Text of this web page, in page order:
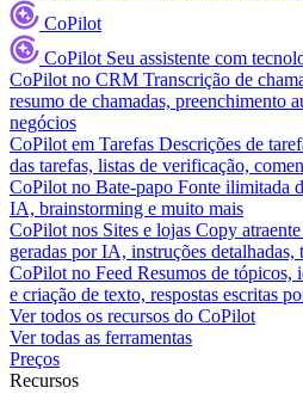
CoPilot
CoPilot Seu assistente com
CoPilot no CRM Transcrição de
resumo de chamadas, preenchimento
negócios
CoPilot em Tarefas Descrições de
das tarefas, listas de verificação,
CoPilot no Bate-papo Fonte ilimitada
IA, brainstorming e muito mais
CoPilot nos Sites e lojas Copy
geradas por IA, instruções detalhadas,
CoPilot no Feed Resumos de tópicos,
e criação de texto, respostas escritas
Ver todos os recursos do CoPilot
Ver todas as ferramentas
Preços
Recursos